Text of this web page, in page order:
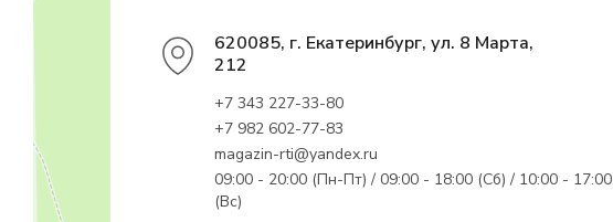
620085, г. Екатеринбург, ул. 8 Марта,
212
+7 343 227-33-80
+7 982 602-77-83
magazin-rti@yandex.ru
09:00 - 20:00 (Пн-Пт) / 09:00 - 18:00 (Сб) / 10:00 - 17:00
(Вс)